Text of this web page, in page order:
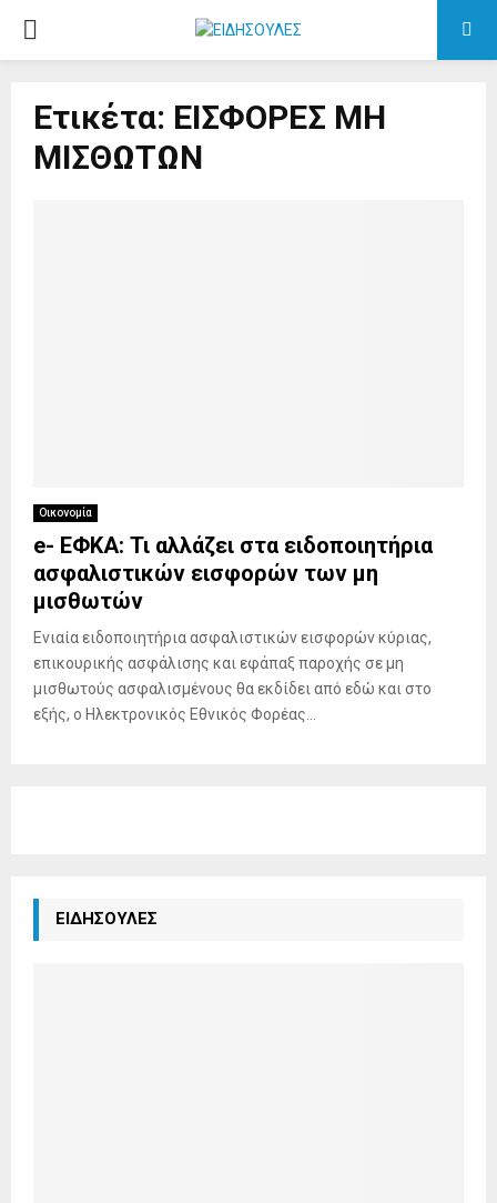
P
E
N
U
Ετικέτα: ΕΙΣΦΟΡΕΣ ΜΗ
ΜΙΣΘΩΤΩΝ
Οικονομία
e- ΕΦΚΑ: Τι αλλάζει στα ειδοποιητήρια
ασφαλιστικών εισφορών των μη
μισθωτών
Ενιαία ειδοποιητήρια ασφαλιστικών εισφορών κύριας,
επικουρικής ασφάλισης και εφάπαξ παροχής σε μη
μισθωτούς ασφαλισμένους θα εκδίδει από εδώ και στο
εξής, ο Ηλεκτρονικός Εθνικός Φορέας...
ΕΙΔΗΣΟΥΛΕΣ